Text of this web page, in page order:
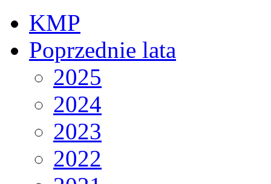
KMP
Poprzednie lata
2025
2024
2023
2022